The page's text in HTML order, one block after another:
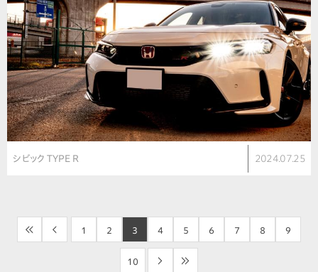
シビック TYPE R 2024.07.25
<< < 1 2 3 4 5 6 7 8 9
10 > >>